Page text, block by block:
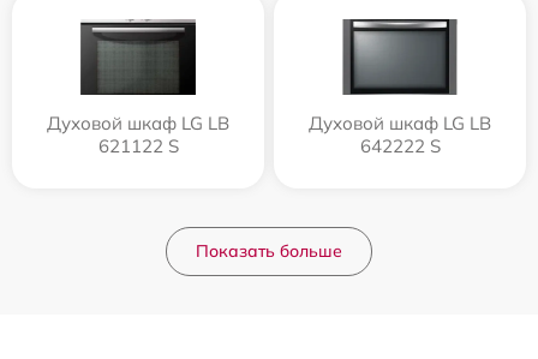
Духовой шкаф LG LB
621122 S
Духовой шкаф LG LB
642222 S
Показать больше